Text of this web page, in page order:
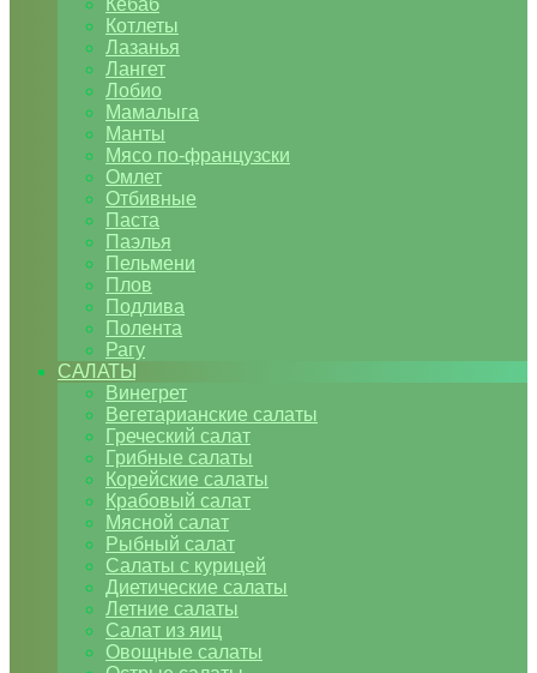
Кебаб
Котлеты
Лазанья
Лангет
Лобио
Мамалыга
Манты
Мясо по-французски
Омлет
Отбивные
Паста
Паэлья
Пельмени
Плов
Подлива
Полента
Рагу
САЛАТЫ
Винегрет
Вегетарианские салаты
Греческий салат
Грибные салаты
Корейские салаты
Крабовый салат
Мясной салат
Рыбный салат
Салаты с курицей
Диетические салаты
Летние салаты
Салат из яиц
Овощные салаты